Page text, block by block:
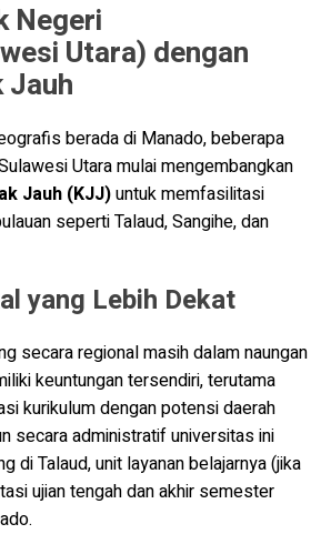
Negeri
Utara) dengan
Jauh
berada di Manado, beberapa
Utara mulai mengembangkan
Jauh (KJJ)untuk memfasilitasi
seperti Talaud, Sangihe, dan
yang Lebih Dekat
secara regional masih dalam naungan
keuntungan tersendiri, terutama
kurikulum dengan potensi daerah
secara administratif universitas ini
di Talaud, unit layanan belajarnya (jika
ujian tengah dan akhir semester